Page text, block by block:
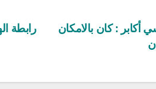
رابطة
أكابر : كان بالامكان